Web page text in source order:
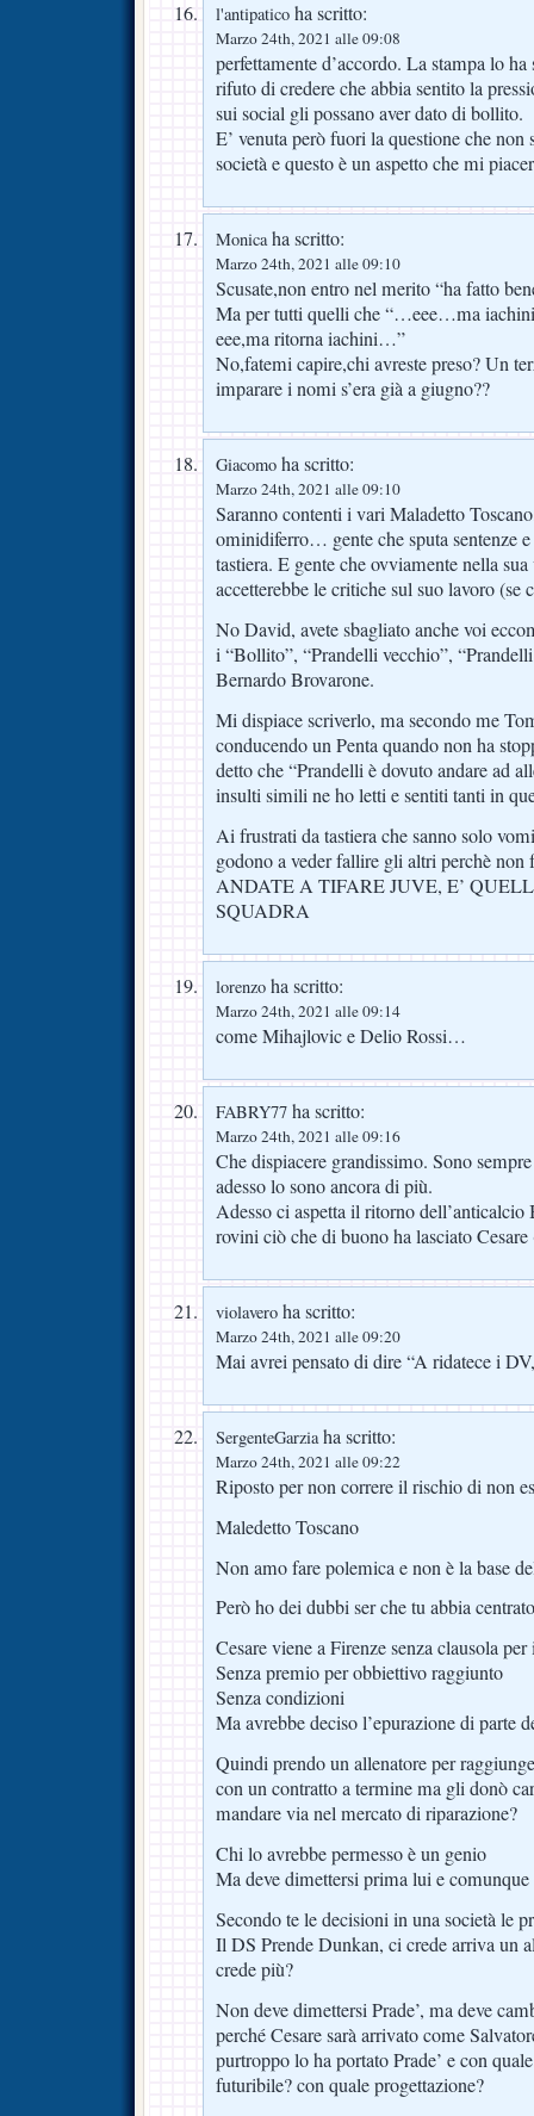
l'antipatico ha scritto:
Marzo 24th, 2021 alle 09:08
perfettamente d’accordo. La stampa lo
rifuto di credere che abbia sentito la
sui social gli possano aver dato di bollito.
E’ venuta però fuori la questione che non
società e questo è un aspetto che mi
Monicaha scritto:
Marzo 24th, 2021 alle 09:10
Scusate,non entro nel merito “ha fatto
Ma per tutti quelli che “…eee…ma
eee,ma ritorna iachini…”
No,fatemi capire,chi avreste preso? Un
imparare i nomi s’era già a giugno??
Giacomo ha scritto:
Marzo 24th, 2021 alle 09:10
Saranno contenti i vari Maladetto
ominidiferro… gente che sputa sentenze
tastiera. E gente che ovviamente nella
accetterebbe le critiche sul suo lavoro (se
No David, avete sbagliato anche voi
i “Bollito”, “Prandelli vecchio”,
Bernardo Brovarone.
Mi dispiace scriverlo, ma secondo me
conducendo un Penta quando non ha
detto che “Prandelli è dovuto andare ad
insulti simili ne ho letti e sentiti tanti in
Ai frustrati da tastiera che sanno solo
godono a veder fallire gli altri perchè
ANDATE A TIFARE JUVE, E’
SQUADRA
lorenzo ha scritto:
Marzo 24th, 2021 alle 09:14
come Mihajlovic e Delio Rossi…
FABRY77 ha scritto:
Marzo 24th, 2021 alle 09:16
Che dispiacere grandissimo. Sono
adesso lo sono ancora di più.
Adesso ci aspetta il ritorno dell’anticalcio
rovini ciò che di buono ha lasciato
violavero ha scritto:
Marzo 24th, 2021 alle 09:20
Mai avrei pensato di dire “A ridatece i
SergenteGarziaha scritto:
Marzo 24th, 2021 alle 09:22
Riposto per non correre il rischio di non
Maledetto Toscano
Non amo fare polemica e non è la base
Però ho dei dubbi ser che tu abbia
Cesare viene a Firenze senza clausola
Senza premio per obbiettivo raggiunto
Senza condizioni
Ma avrebbe deciso l’epurazione di parte
Quindi prendo un allenatore per
con un contratto a termine ma gli donò
mandare via nel mercato di riparazione?
Chi lo avrebbe permesso è un genio
Ma deve dimettersi prima lui e
Secondo te le decisioni in una società le
Il DS Prende Dunkan, ci crede arriva un
crede più?
Non deve dimettersi Prade’, ma deve
perché Cesare sarà arrivato come
purtroppo lo ha portato Prade’ e con
futuribile? con quale progettazione?